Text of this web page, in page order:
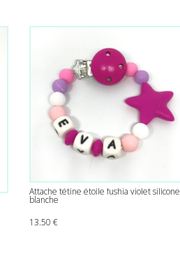
Attache tétine étoile fushia violet silicone
blanche
13.50 €